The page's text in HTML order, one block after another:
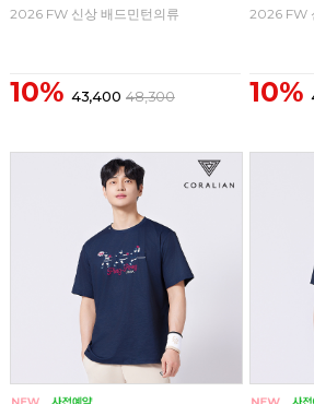
2026 FW 신상 배드민턴의류
10% 43,400 48,300
2026 FW
10%